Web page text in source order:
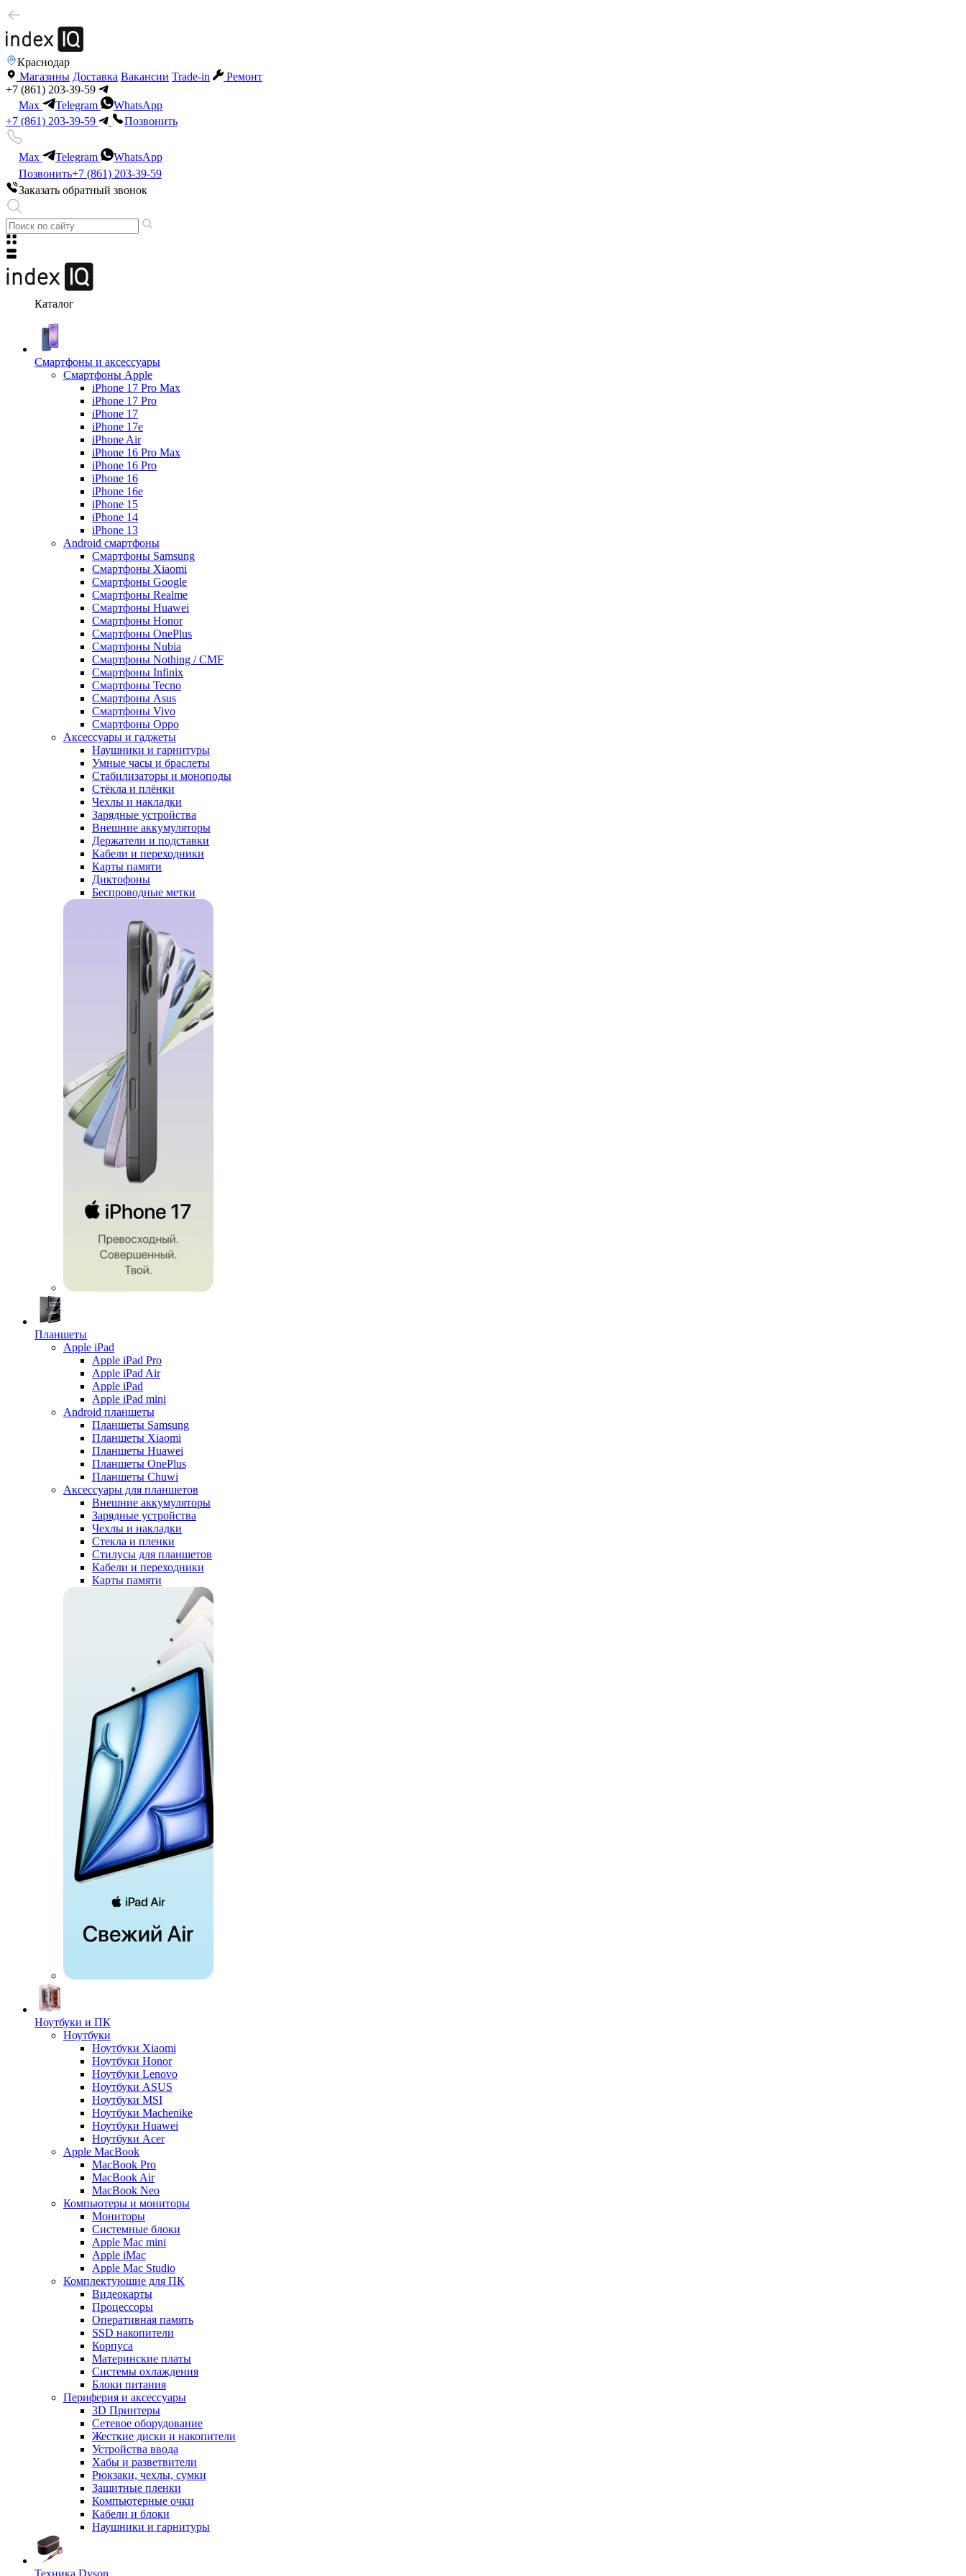
Краснодар
Магазины Доставка Вакансии Trade-in
Ремонт
+7 (861) 203-39-59
Max
Telegram
WhatsApp
+7 (861) 203-39-59
Позвонить
Max Telegram
WhatsApp
Позвонить+7 (861) 203-39-59
Заказать обратный звонок
Каталог
Смартфоны и аксессуары
Смартфоны Apple
iPhone 17 Pro Max
iPhone 17 Pro
iPhone 17
iPhone 17e
iPhone Air
iPhone 16 Pro Max
iPhone 16 Pro
iPhone 16
iPhone 16e
iPhone 15
iPhone 14
iPhone 13
Android cмартфоны
Смартфоны Samsung
Смартфоны Xiaomi
Смартфоны Google
Смартфоны Realme
Смартфоны Huawei
Смартфоны Honor
Смартфоны OnePlus
Смартфоны Nubia
Смартфоны Nothing / CMF
Смартфоны Infinix
Смартфоны Tecno
Смартфоны Asus
Смартфоны Vivo
Смартфоны Oppo
Аксессуары и гаджеты
Наушники и гарнитуры
Умные часы и браслеты
Стабилизаторы и моноподы
Стёкла и плёнки
Чехлы и накладки
Зарядные устройства
Внешние аккумуляторы
Держатели и подставки
Кабели и переходники
Карты памяти
Диктофоны
Беспроводные метки
Планшеты
Apple iPad
Apple iPad Pro
Apple iPad Air
Apple iPad
Apple iPad mini
Android планшеты
Планшеты Samsung
Планшеты Xiaomi
Планшеты Huawei
Планшеты OnePlus
Планшеты Chuwi
Аксессуары для планшетов
Внешние аккумуляторы
Зарядные устройства
Чехлы и накладки
Стекла и пленки
Стилусы для планшетов
Кабели и переходники
Карты памяти
Ноутбуки и ПК
Ноутбуки
Ноутбуки Xiaomi
Ноутбуки Honor
Ноутбуки Lenovo
Ноутбуки ASUS
Ноутбуки MSI
Ноутбуки Machenike
Ноутбуки Huawei
Ноутбуки Acer
Apple MacBook
MacBook Pro
MacBook Air
MacBook Neo
Компьютеры и мониторы
Мониторы
Системные блоки
Apple Mac mini
Apple iMac
Apple Mac Studio
Комплектующие для ПК
Видеокарты
Процессоры
Оперативная память
SSD накопители
Корпуса
Материнские платы
Системы охлаждения
Блоки питания
Периферия и аксессуары
3D Принтеры
Сетевое оборудование
Жесткие диски и накопители
Устройства ввода
Хабы и разветвители
Рюкзаки, чехлы, сумки
Защитные пленки
Компьютерные очки
Кабели и блоки
Наушники и гарнитуры
Техника Dyson